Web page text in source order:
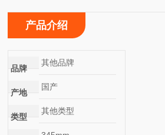
产品介绍
品牌
其他品牌
产地
国产
类型
其他类型